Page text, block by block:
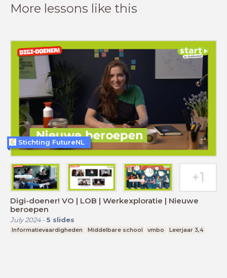
More lessons like this
Digi-doener! VO | LOB | Werkexploratie | Nieuwe
beroepen
July 2024- 5 slides
Informatievaardigheden Middelbare school vmbo Leerjaar 3,4
Stichting FutureNL